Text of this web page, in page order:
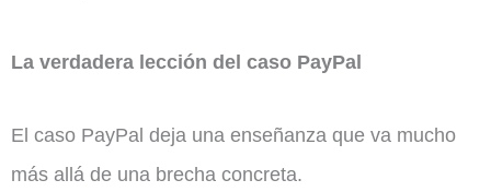
La verdadera lección del caso PayPal
El caso PayPal deja una enseñanza que va mucho
más allá de una brecha concreta.